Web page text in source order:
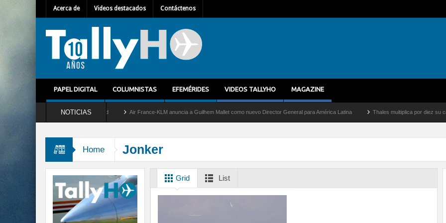
Acerca de Videos destacados Contáctenos
PAPEL DIGITAL COLUMNISTAS EFEMÉRIDES VIDEOS TALLYHO MAGAZINE
NOTICIAS
del servicio al C-2 Greyhound Air France-KLM anuncia a Guilhem Mallet como nuevo Director General para América Latina Thales multiplica por diez su
Home Jonker
Grid List